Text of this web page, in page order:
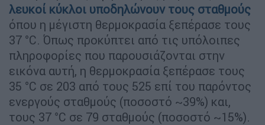
λευκοί κύκλοι υποδηλώνουν τους σταθμούς
όπου η μέγιστη θερμοκρασία ξεπέρασε τους
37 °C. Όπως προκύπτει από τις υπόλοιπες
πληροφορίες που παρουσιάζονται στην
εικόνα αυτή, η θερμοκρασία ξεπέρασε τους
35 °C σε 203 από τους 525 επί του παρόντος
ενεργούς σταθμούς (ποσοστό ~39%) και,
τους 37 °C σε 79 σταθμούς (ποσοστό ~15%).